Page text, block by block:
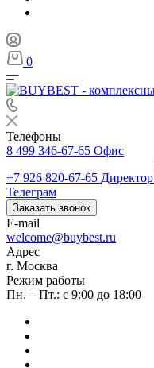
0
Телефоны
8 499 346-67-65 Офис
+7 926 820-67-65 Директор
Телеграм
Заказать звонок
E-mail
welcome@buybest.ru
Адрес
г. Москва
Режим работы
Пн. – Пт.: с 9:00 до 18:00